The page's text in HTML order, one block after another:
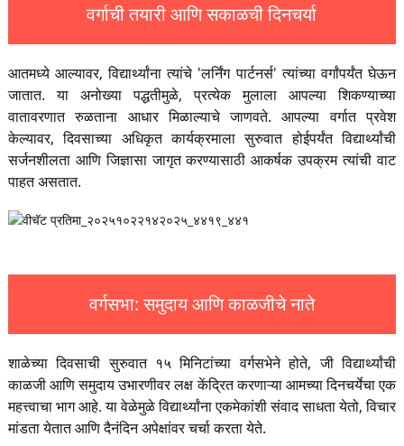
वर्गाची तयारी आणि सकाळची दिनचर्या
आतमध्ये आल्यावर, विद्यार्थ्यांना त्यांचे 'लर्निंग पार्टनर्स' त्यांच्या वर्गांपर्यंत घेऊन
जातात. या अनोख्या पद्धतीमुळे, प्रत्येक मुलाला आपल्या शिकण्याच्या
वातावरणात रुळताना आधार मिळाल्याचे जाणवते. आपल्या वर्गात प्रवेश
केल्यावर, दिवसाच्या अधिकृत कार्यक्रमाला सुरुवात होईपर्यंत विद्यार्थ्यांची
सर्जनशीलता आणि जिज्ञासा जागृत करण्यासाठी आकर्षक उपक्रम त्यांची वाट
पाहत असतात.
वर्गसभा: समुदाय आणि काळजीचे नाते
शाळेच्या दिवसाची सुरुवात १५ मिनिटांच्या वर्गसभेने होते, जी विद्यार्थ्यांची
काळजी आणि समुदाय उभारणीवर लक्ष केंद्रित करणाऱ्या आमच्या दिनचर्येचा एक
महत्त्वाचा भाग आहे. या वेळेमुळे विद्यार्थ्यांना एकमेकांशी संवाद साधता येतो, विचार
मांडता येतात आणि दैनंदिन अपेक्षांवर चर्चा करता येते.